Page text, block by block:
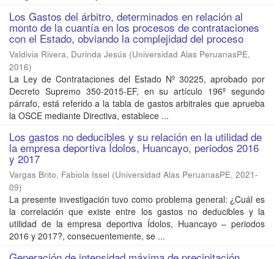
Los Gastos del árbitro, determinados en relación al
monto de la cuantía en los procesos de contrataciones
con el Estado, obviando la complejidad del proceso
Valdivia Rivera, Durinda Jesús (Universidad Alas PeruanasPE,
2016)
La Ley de Contrataciones del Estado Nº 30225, aprobado por
Decreto Supremo 350-2015-EF, en su artículo 196º segundo
párrafo, está referido a la tabla de gastos arbitrales que aprueba
la OSCE mediante Directiva, establece ...
Los gastos no deducibles y su relación en la utilidad de
la empresa deportiva Ídolos, Huancayo, periodos 2016
y 2017
Vargas Brito, Fabiola Issel (Universidad Alas PeruanasPE, 2021-
09)
La presente investigación tuvo como problema general: ¿Cuál es
la correlación que existe entre los gastos no deducibles y la
utilidad de la empresa deportiva Ídolos, Huancayo – periodos
2016 y 2017?, consecuentemente, se ...